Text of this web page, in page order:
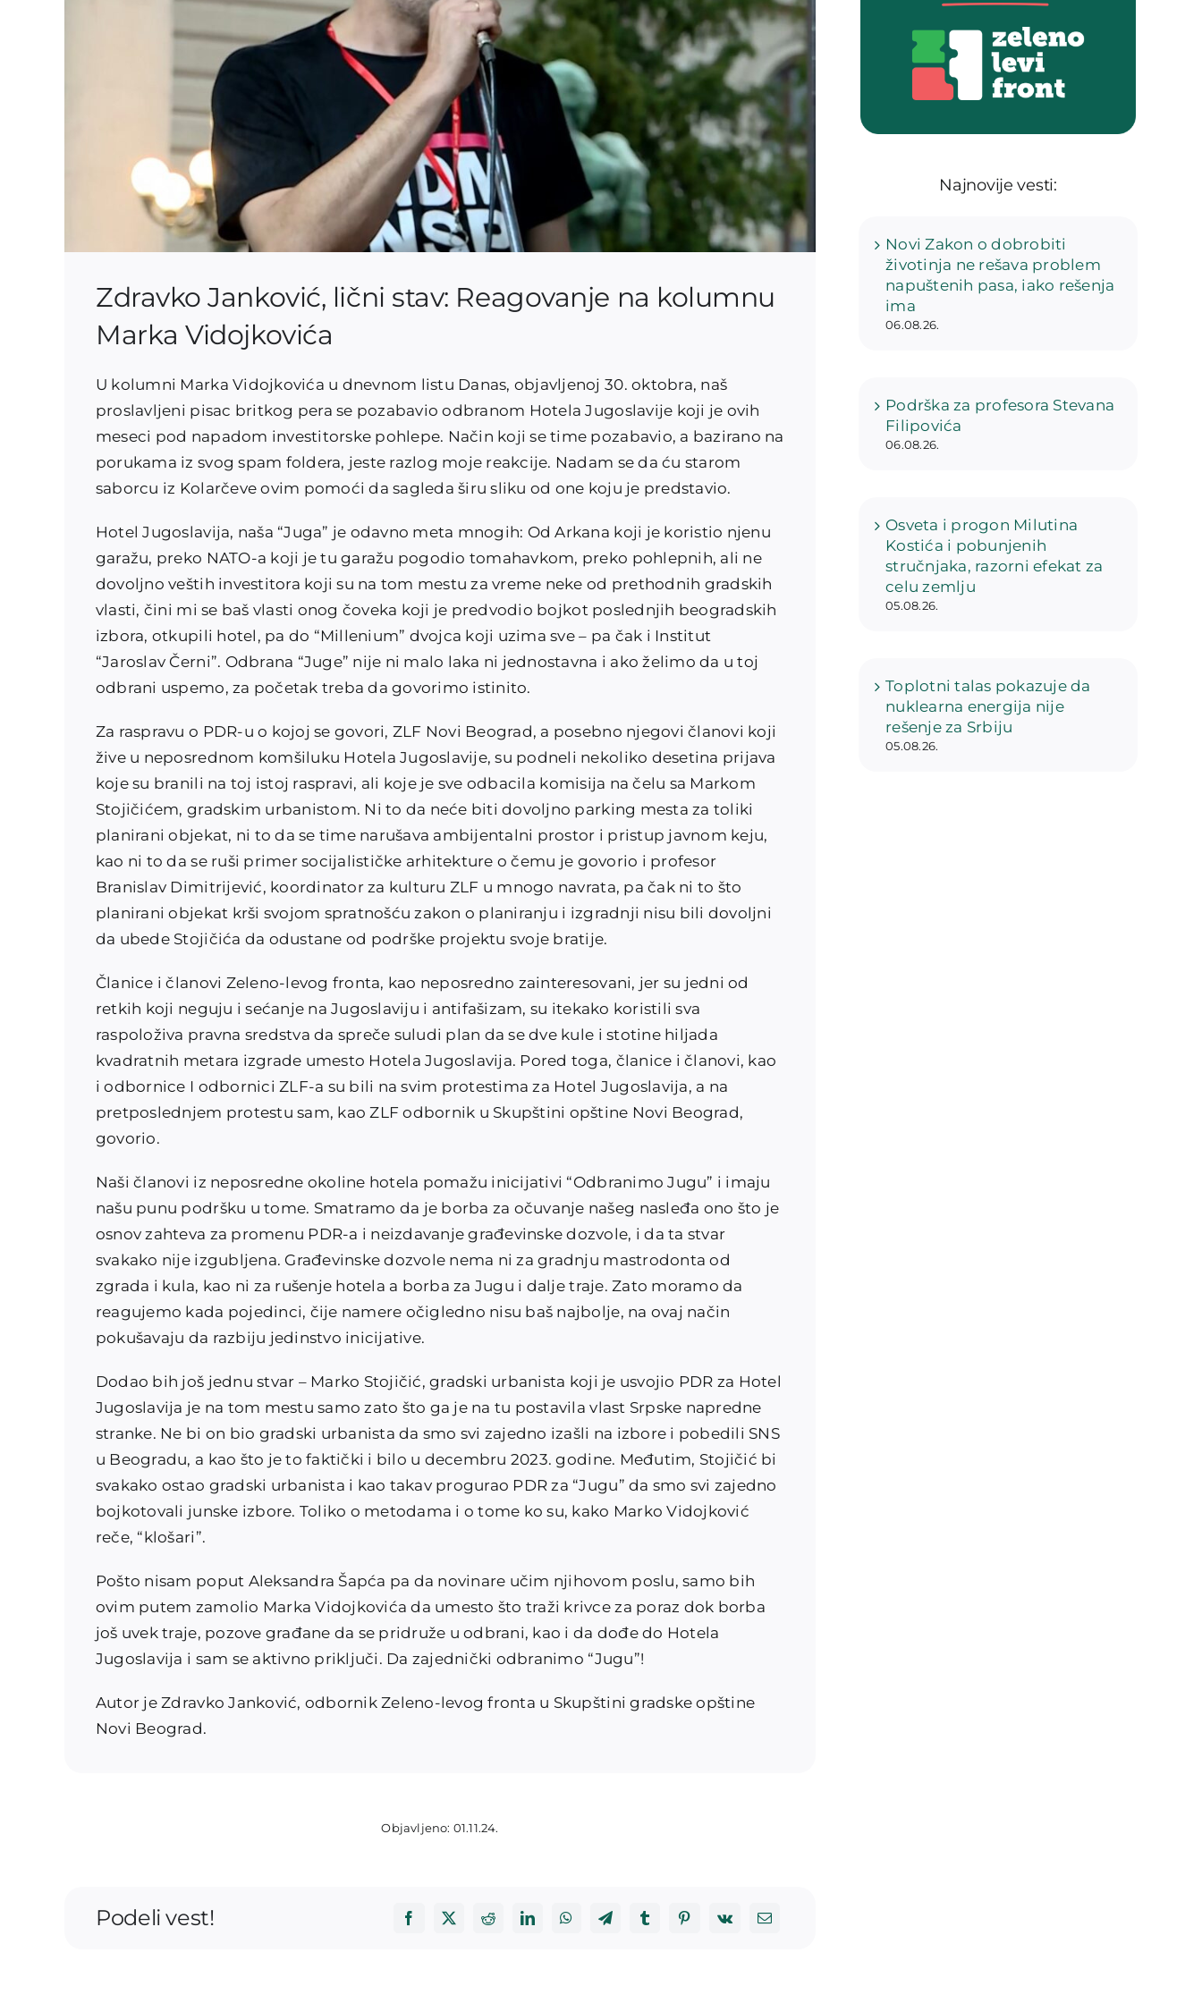
Zdravko Janković, lični stav: Reagovanje na kolumnu
Marka Vidojkovića
U kolumni Marka Vidojkovića u dnevnom listu Danas, objavljenoj 30. oktobra, naš
proslavljeni pisac britkog pera se pozabavio odbranom Hotela Jugoslavije koji je ovih
meseci pod napadom investitorske pohlepe. Način koji se time pozabavio, a bazirano na
porukama iz svog spam foldera, jeste razlog moje reakcije. Nadam se da ću starom
saborcu iz Kolarčeve ovim pomoći da sagleda širu sliku od one koju je predstavio.
Hotel Jugoslavija, naša “Juga” je odavno meta mnogih: Od Arkana koji je koristio njenu
garažu, preko NATO-a koji je tu garažu pogodio tomahavkom, preko pohlepnih, ali ne
dovoljno veštih investitora koji su na tom mestu za vreme neke od prethodnih gradskih
vlasti, čini mi se baš vlasti onog čoveka koji je predvodio bojkot poslednjih beogradskih
izbora, otkupili hotel, pa do “Millenium” dvojca koji uzima sve – pa čak i Institut
“Jaroslav Černi”. Odbrana “Juge” nije ni malo laka ni jednostavna i ako želimo da u toj
odbrani uspemo, za početak treba da govorimo istinito.
Za raspravu o PDR-u o kojoj se govori, ZLF Novi Beograd, a posebno njegovi članovi koji
žive u neposrednom komšiluku Hotela Jugoslavije, su podneli nekoliko desetina prijava
koje su branili na toj istoj raspravi, ali koje je sve odbacila komisija na čelu sa Markom
Stojičićem, gradskim urbanistom. Ni to da neće biti dovoljno parking mesta za toliki
planirani objekat, ni to da se time narušava ambijentalni prostor i pristup javnom keju,
kao ni to da se ruši primer socijalističke arhitekture o čemu je govorio i profesor
Branislav Dimitrijević, koordinator za kulturu ZLF u mnogo navrata, pa čak ni to što
planirani objekat krši svojom spratnošću zakon o planiranju i izgradnji nisu bili dovoljni
da ubede Stojičića da odustane od podrške projektu svoje bratije.
Članice i članovi Zeleno-levog fronta, kao neposredno zainteresovani, jer su jedni od
retkih koji neguju i sećanje na Jugoslaviju i antifašizam, su itekako koristili sva
raspoloživa pravna sredstva da spreče suludi plan da se dve kule i stotine hiljada
kvadratnih metara izgrade umesto Hotela Jugoslavija. Pored toga, članice i članovi, kao
i odbornice I odbornici ZLF-a su bili na svim protestima za Hotel Jugoslavija, a na
pretposlednjem protestu sam, kao ZLF odbornik u Skupštini opštine Novi Beograd,
govorio.
Naši članovi iz neposredne okoline hotela pomažu inicijativi “Odbranimo Jugu” i imaju
našu punu podršku u tome. Smatramo da je borba za očuvanje našeg nasleđa ono što je
osnov zahteva za promenu PDR-a i neizdavanje građevinske dozvole, i da ta stvar
svakako nije izgubljena. Građevinske dozvole nema ni za gradnju mastrodonta od
zgrada i kula, kao ni za rušenje hotela a borba za Jugu i dalje traje. Zato moramo da
reagujemo kada pojedinci, čije namere očigledno nisu baš najbolje, na ovaj način
pokušavaju da razbiju jedinstvo inicijative.
Dodao bih još jednu stvar – Marko Stojičić, gradski urbanista koji je usvojio PDR za Hotel
Jugoslavija je na tom mestu samo zato što ga je na tu postavila vlast Srpske napredne
stranke. Ne bi on bio gradski urbanista da smo svi zajedno izašli na izbore i pobedili SNS
u Beogradu, a kao što je to faktički i bilo u decembru 2023. godine. Međutim, Stojičić bi
svakako ostao gradski urbanista i kao takav progurao PDR za “Jugu” da smo svi zajedno
bojkotovali junske izbore. Toliko o metodama i o tome ko su, kako Marko Vidojković
reče, “klošari”.
Pošto nisam poput Aleksandra Šapća pa da novinare učim njihovom poslu, samo bih
ovim putem zamolio Marka Vidojkovića da umesto što traži krivce za poraz dok borba
još uvek traje, pozove građane da se pridruže u odbrani, kao i da dođe do Hotela
Jugoslavija i sam se aktivno priključi. Da zajednički odbranimo “Jugu”!
Autor je Zdravko Janković, odbornik Zeleno-levog fronta u Skupštini gradske opštine
Novi Beograd.
Objavljeno: 01.11.24.
Podeli vest!
Najnovije vesti:
Novi Zakon o dobrobiti
životinja ne rešava problem
napuštenih pasa, iako rešenja
ima
06.08.26.
Podrška za profesora Stevana
Filipovića
06.08.26.
Osveta i progon Milutina
Kostića i pobunjenih
stručnjaka, razorni efekat za
celu zemlju
05.08.26.
Toplotni talas pokazuje da
nuklearna energija nije
rešenje za Srbiju
05.08.26.